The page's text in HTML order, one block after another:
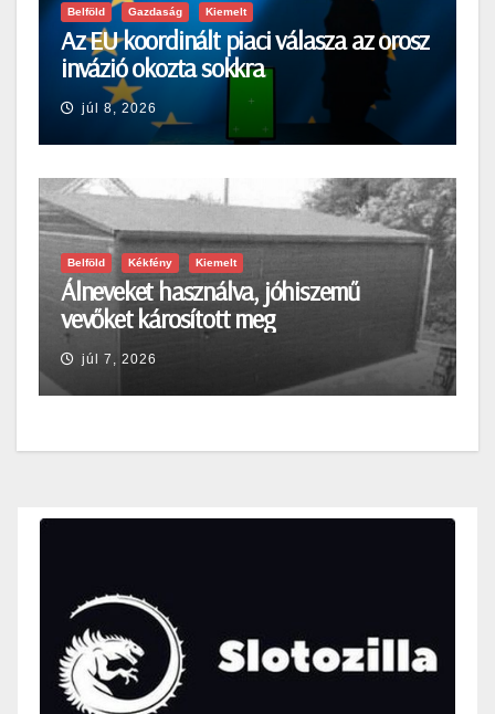
Belföld Gazdaság Kiemelt
Az EU koordinált piaci válasza az orosz
invázió okozta sokkra
júl 8, 2026
Belföld Kékfény Kiemelt
Álneveket használva, jóhiszemű
vevőket károsított meg
júl 7, 2026